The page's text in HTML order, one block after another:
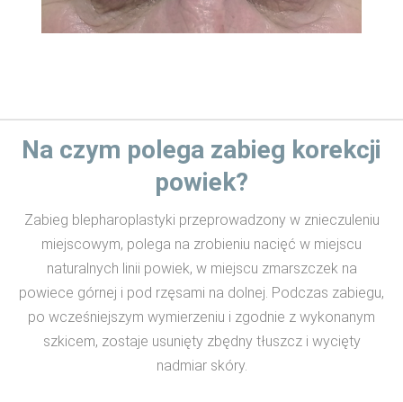
Na czym polega zabieg korekcji
powiek?
Zabieg blepharoplastyki przeprowadzony w znieczuleniu
miejscowym, polega na zrobieniu nacięć w miejscu
naturalnych linii powiek, w miejscu zmarszczek na
powiece górnej i pod rzęsami na dolnej. Podczas zabiegu,
po wcześniejszym wymierzeniu i zgodnie z wykonanym
szkicem, zostaje usunięty zbędny tłuszcz i wycięty
nadmiar skóry.